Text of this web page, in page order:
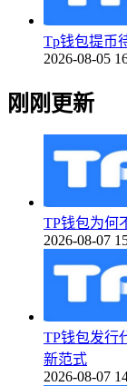
Tp钱包提币
2026-08-05
刚刚更新
TP钱包为何
2026-08-07
TP钱包发行
新范式
2026-08-07